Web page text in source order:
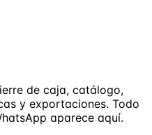
de caja, catálogo,
y exportaciones. Todo
aparece aquí.